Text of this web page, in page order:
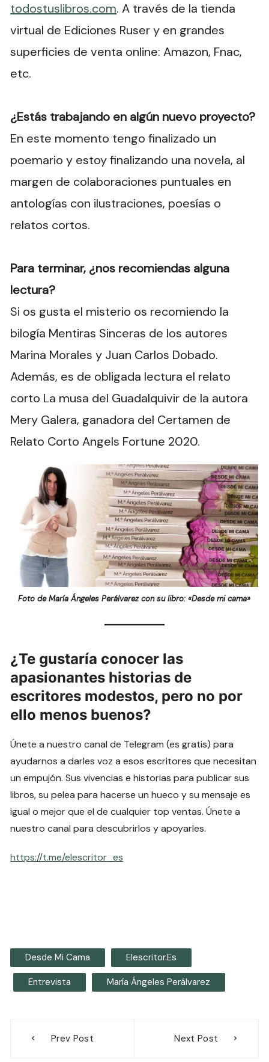
todostuslibros.com. A través de la tienda
virtual de Ediciones Ruser y en grandes
superficies de venta online: Amazon, Fnac,
etc.
¿Estás trabajando en algún nuevo proyecto?
En este momento tengo finalizado un
poemario y estoy finalizando una novela, al
margen de colaboraciones puntuales en
antologías con ilustraciones, poesías o
relatos cortos.
Para terminar, ¿nos recomiendas alguna
lectura?
Si os gusta el misterio os recomiendo la
bilogía Mentiras Sinceras de los autores
Marina Morales y Juan Carlos Dobado.
Además, es de obligada lectura el relato
corto La musa del Guadalquivir de la autora
Mery Galera, ganadora del Certamen de
Relato Corto Angels Fortune 2020.
Foto de María Ángeles Perálvarez con su libro: «Desde mi cama»
¿Te gustaría conocer las
apasionantes historias de
escritores modestos, pero no por
ello menos buenos?
Únete a nuestro canal de Telegram (es gratis) para
ayudarnos a darles voz a esos escritores que necesitan
un empujón. Sus vivencias e historias para publicar sus
libros, su pelea para hacerse un hueco y su mensaje es
igual o mejor que el de cualquier top ventas. Únete a
nuestro canal para descubrirlos y apoyarles.
https://t.me/elescritor_es
Desde Mi Cama Elescritor.es
Entrevista María Ángeles Perálvarez
Prev Post Next Post